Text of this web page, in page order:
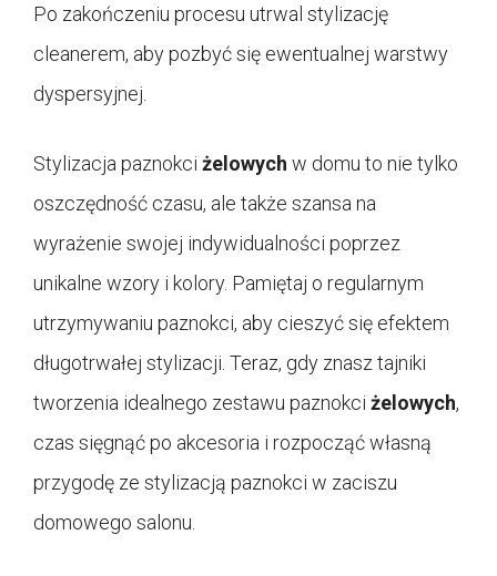
Po zakończeniu procesu utrwal stylizację
cleanerem, aby pozbyć się ewentualnej warstwy
dyspersyjnej.
Stylizacja paznokci żelowych w domu to nie tylko
oszczędność czasu, ale także szansa na
wyrażenie swojej indywidualności poprzez
unikalne wzory i kolory. Pamiętaj o regularnym
utrzymywaniu paznokci, aby cieszyć się efektem
długotrwałej stylizacji. Teraz, gdy znasz tajniki
tworzenia idealnego zestawu paznokci żelowych,
czas sięgnąć po akcesoria i rozpocząć własną
przygodę ze stylizacją paznokci w zaciszu
domowego salonu.